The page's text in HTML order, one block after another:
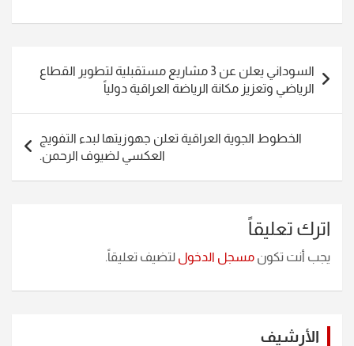
المقالات
السوداني يعلن عن 3 مشاريع مستقبلية لتطوير القطاع
الرياضي وتعزيز مكانة الرياضة العراقية دولياً
الخطوط الجوية العراقية تعلن جهوزيتها لبدء التفويج
العكسي لضيوف الرحمن.
اترك تعليقاً
يجب أنت تكون مسجل الدخول لتضيف تعليقاً.
الأرشيف